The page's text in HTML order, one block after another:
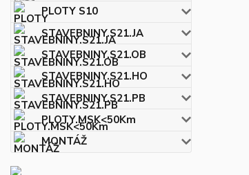
PLOTY S10
STAVEBNINY.S21.JA
STAVEBNINY.S21.OB
STAVEBNINY.S21.HO
STAVEBNINY.S21.PB
PLOTY.MSK<50Km
MONTÁŽ